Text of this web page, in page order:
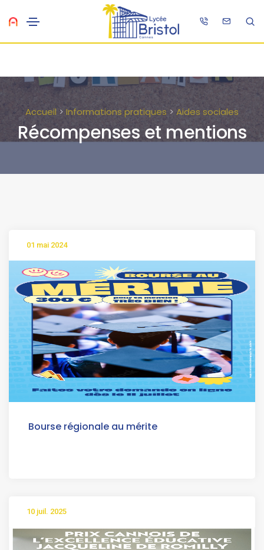
Accueil > Informations pratiques > Aides sociales
Récompenses et mentions
01 mai 2024
Bourse régionale au mérite
10 juil. 2025